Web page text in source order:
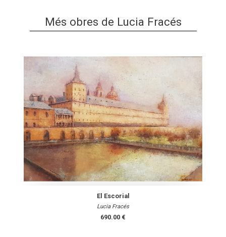
Més obres de Lucia Fracés
El Escorial
Lucia Fracés
690.00 €